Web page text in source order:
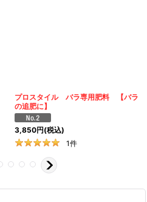
プロスタイル バラ専用肥料 【バラ
の追肥に】
3,850円(税込)
1件